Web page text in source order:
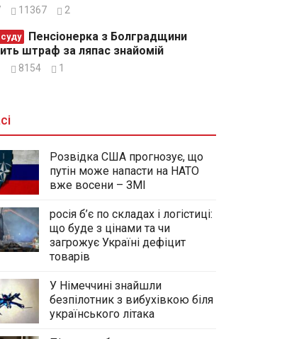
11367 2
штраф за ляпас знайомій
8154 1
Розвідка США прогнозує, що
путін може напасти на НАТО
вже восени – ЗМІ
росія б’є по складах і логістиці:
що буде з цінами та чи
загрожує Україні дефіцит
товарів
У Німеччині знайшли
безпілотник з вибухівкою біля
українського літака